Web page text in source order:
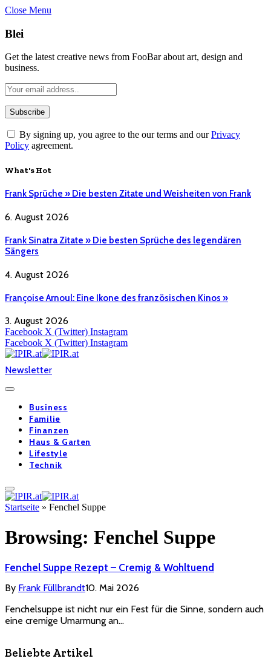
Close Menu
Blei
Get the latest creative news from FooBar about art, design and
business.
By signing up, you agree to the our terms and ourPrivacy
Policy agreement.
What's Hot
Frank Sprüche » Die besten Zitate und Weisheiten von Frank
6. August 2026
Frank Sinatra Zitate » Die besten Sprüche des legendären
Sängers
4. August 2026
Françoise Arnoul: Eine Ikone des französischen Kinos »
3. August 2026
Facebook X (Twitter) Instagram
Facebook X (Twitter) Instagram
Newsletter
Business
Familie
Finanzen
Haus & Garten
Lifestyle
Technik
Startseite » Fenchel Suppe
Browsing: Fenchel Suppe
Fenchel Suppe Rezept – Cremig & Wohltuend
By Frank Füllbrandt10. Mai 2026
Fenchelsuppe ist nicht nur ein Fest für die Sinne, sondern auch
eine cremige Umarmung an…
Beliebte Artikel